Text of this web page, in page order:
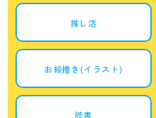
推し活
お絵描き(イラスト)
読書